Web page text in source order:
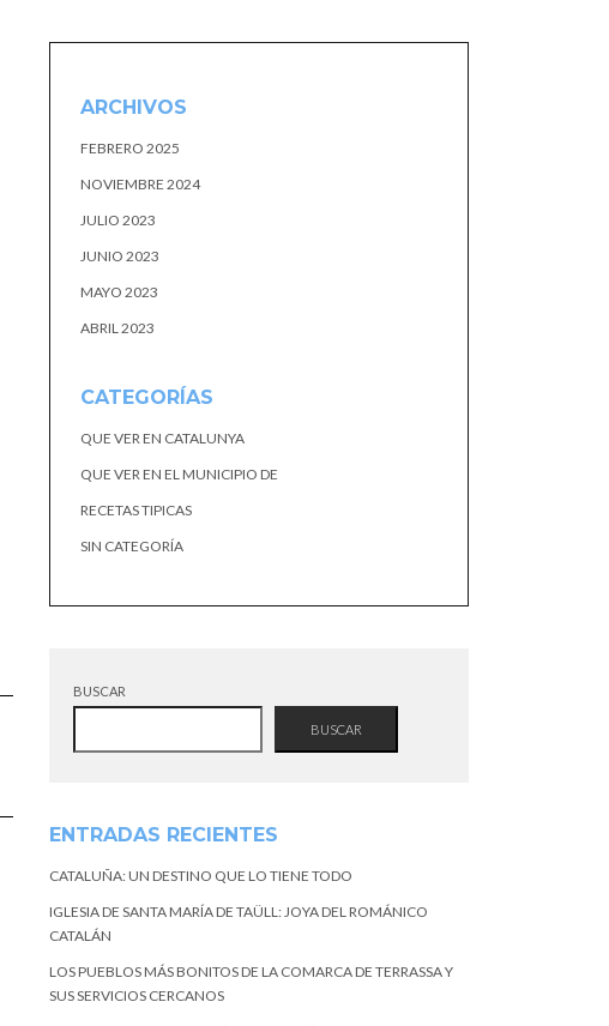
ARCHIVOS
FEBRERO 2025
NOVIEMBRE 2024
JULIO 2023
JUNIO 2023
MAYO 2023
ABRIL 2023
CATEGORÍAS
QUE VER EN CATALUNYA
QUE VER EN EL MUNICIPIO DE
RECETAS TIPICAS
SIN CATEGORÍA
BUSCAR
BUSCAR
ENTRADAS RECIENTES
CATALUÑA: UN DESTINO QUE LO TIENE TODO
IGLESIA DE SANTA MARÍA DE TAÜLL: JOYA DEL ROMÁNICO
CATALÁN
LOS PUEBLOS MÁS BONITOS DE LA COMARCA DE TERRASSA Y
SUS SERVICIOS CERCANOS